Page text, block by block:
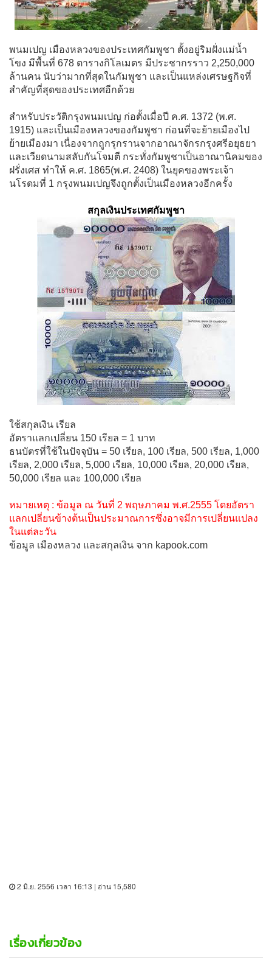
พนมเปญ เมืองหลวงของประเทศกัมพูชา ตั้งอยู่ริมฝั่งแม่น้ำ
โขง มีพื้นที่ 678 ตารางกิโลเมตร มีประชากรราว 2,250,000
ล้านคน นับว่ามากที่สุดในกัมพูชา และเป็นแหล่งเศรษฐกิจที่
สำคัญที่สุดของประเทศอีกด้วย
สำหรับประวัติกรุงพนมเปญ ก่อตั้งเมื่อปี ค.ศ. 1372 (พ.ศ.
1915) และเป็นเมืองหลวงของกัมพูชา ก่อนที่จะย้ายเมืองไป
ย้ายเมืองมา เนื่องจากถูกรุกรานจากอาณาจักรกรุงศรีอยุธยา
และเวียดนามสลับกันโจมตี กระทั่งกัมพูชาเป็นอาณานิคมของ
ฝรั่งเศส ทำให้ ค.ศ. 1865(พ.ศ. 2408) ในยุคของพระเจ้า
นโรดมที่ 1 กรุงพนมเปญจึงถูกตั้งเป็นเมืองหลวงอีกครั้ง
สกุลเงินประเทศกัมพูชา
ใช้สกุลเงิน เรียล
อัตราแลกเปลี่ยน 150 เรียล = 1 บาท
ธนบัตรที่ใช้ในปัจจุบัน = 50 เรียล, 100 เรียล, 500 เรียล, 1,000
เรียล, 2,000 เรียล, 5,000 เรียล, 10,000 เรียล, 20,000 เรียล,
50,000 เรียล และ 100,000 เรียล
หมายเหตุ : ข้อมูล ณ วันที่ 2 พฤษภาคม พ.ศ.2555 โดยอัตรา
แลกเปลี่ยนข้างต้นเป็นประมาณการซึ่งอาจมีการเปลี่ยนแปลง
ในแต่ละวัน
ข้อมูล เมืองหลวง และสกุลเงิน จาก kapook.com
2 มิ.ย. 2556 เวลา 16:13 | อ่าน 15,580
เรื่องเกี่ยวข้อง